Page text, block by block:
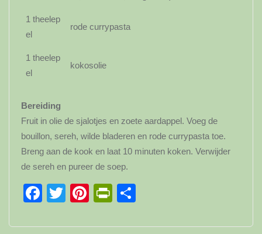
1 theelep
el
rode currypasta
1 theelep
el
kokosolie
Bereiding
Fruit in olie de sjalotjes en zoete aardappel. Voeg de
bouillon, sereh, wilde bladeren en rode currypasta toe.
Breng aan de kook en laat 10 minuten koken. Verwijder
de sereh en pureer de soep.
Facebook
TwitterPinterest
PrintFriendly